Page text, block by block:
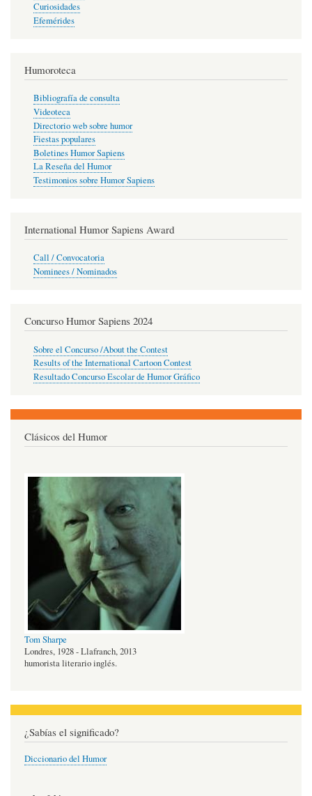
Curiosidades
Efemérides
Humoroteca
Bibliografía de consulta
Videoteca
Directorio web sobre humor
Fiestas populares
Boletines Humor Sapiens
La Reseña del Humor
Testimonios sobre Humor Sapiens
International Humor Sapiens Award
Call / Convocatoria
Nominees / Nominados
Concurso Humor Sapiens 2024
Sobre el Concurso /About the Contest
Results of the International Cartoon Contest
Resultado Concurso Escolar de Humor Gráfico
Clásicos del Humor
Tom Sharpe
Londres, 1928 - Llafranch, 2013
humorista literario inglés.
¿Sabías el significado?
Diccionario del Humor